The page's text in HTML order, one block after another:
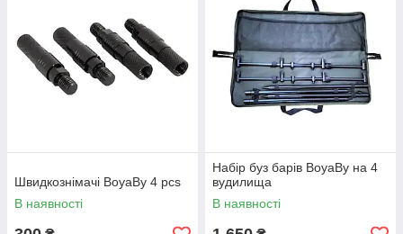
Швидкознімачі BoyaBy 4 pcs
В наявності
Набір буз барів BoyaBy на 4
вудилища
В наявності